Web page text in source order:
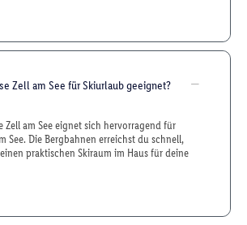
Zell am See für Skiurlaub geeignet?
Zell am See eignet sich hervorragend für
See. Die Bergbahnen erreichst du schnell,
praktischen Skiraum im Haus für deine